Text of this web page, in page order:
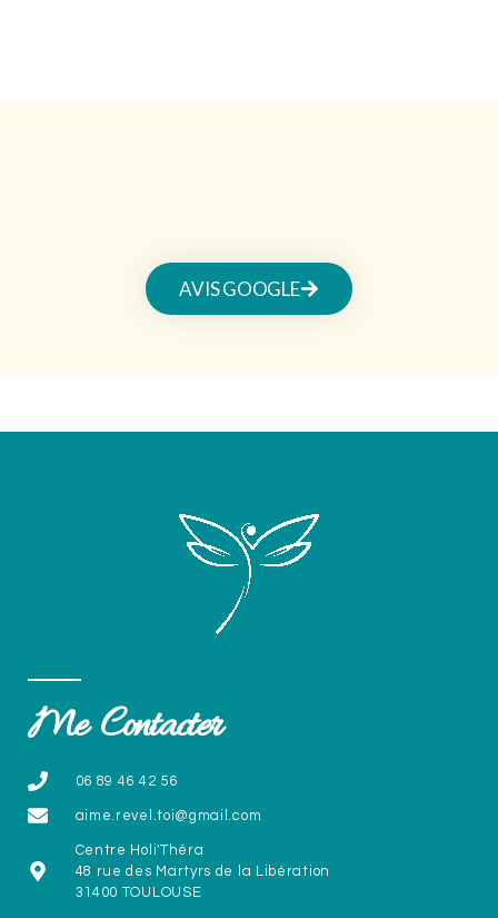
AVIS GOOGLE
Me Contacter
06 89 46 42 56
aime.revel.toi@gmail.com
Centre Holi'Théra
48 rue des Martyrs de la Libération
31400 TOULOUSE